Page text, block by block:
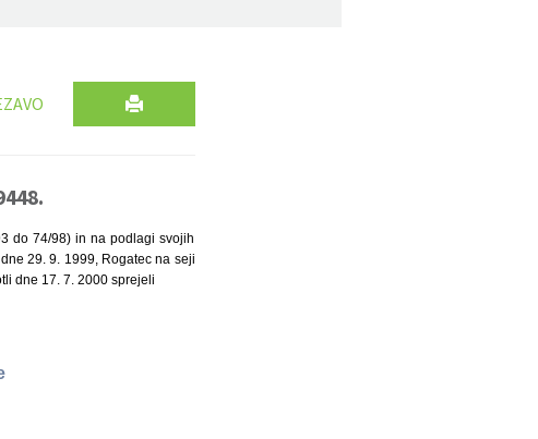
do 74/98) in na podlagi svojih
29. 9. 1999, Rogatec na seji
dne 17. 7. 2000 sprejeli